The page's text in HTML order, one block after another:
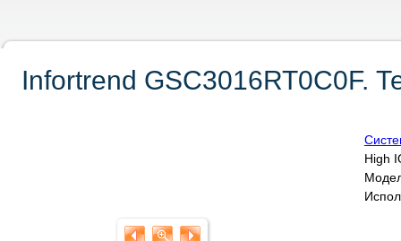
Infortrend GSC3016RT0C0F.
High